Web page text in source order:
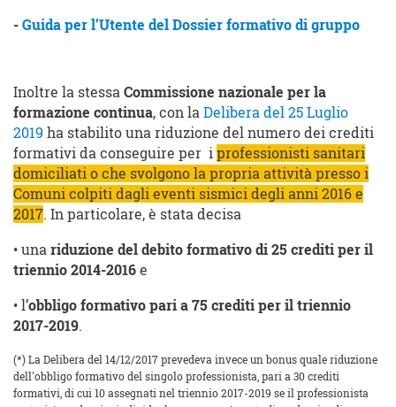
- Guida per l’Utente del Dossier formativo di gruppo
Inoltre la stessa Commissione nazionale per la
formazione continua, con la Delibera del 25 Luglio
2019 ha stabilito una riduzione del numero dei crediti
formativi da conseguire per i professionisti sanitari
domiciliati o che svolgono la propria attività presso i
Comuni colpiti dagli eventi sismici degli anni 2016 e
2017. In particolare, è stata decisa
• una riduzione del debito formativo di 25 crediti per il
triennio 2014-2016 e
• l’obbligo formativo pari a 75 crediti per il triennio
2017-2019.
(*) La Delibera del 14/12/2017 prevedeva invece un bonus quale riduzione
dell'obbligo formativo del singolo professionista, pari a 30 crediti
formativi, di cui 10 assegnati nel triennio 2017-2019 se il professionista